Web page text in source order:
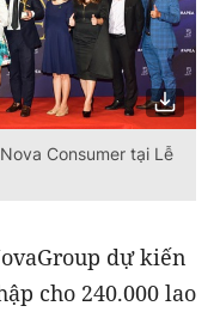
Consumer tại Lễ
dự kiến
cho 240.000 lao